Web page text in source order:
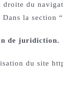
droite du
Dans la
de juridiction.
du site